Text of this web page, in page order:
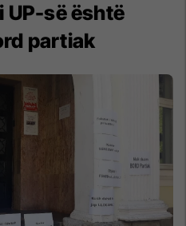
UP-së është
partiak